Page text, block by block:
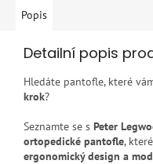
Popis
Detailní popis
Hledáte pantofle, které
krok?
Seznamte se s Peter
ortopedické pantofle,
ergonomický design a